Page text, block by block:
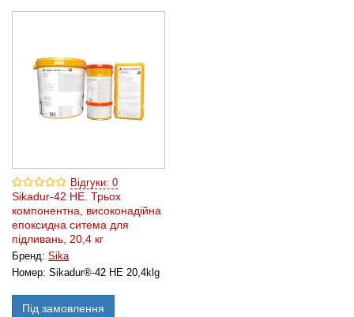
Відгуки: 0
Sikadur-42 HE. Трьох
компонентна, високонадійна
епоксидна ситема для
підливань, 20,4 кг
Бренд: Sika
Номер: Sikadur®-42 HE 20,4klg
Під замовлення